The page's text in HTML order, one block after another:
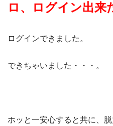
ロ、ログイン出来
ログインできました。
できちゃいました・・・。
ホッと一安心すると共に、脱